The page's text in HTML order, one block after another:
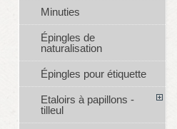
Minuties
Épingles de
naturalisation
Épingles pour étiquette
Etaloirs à papillons -
tilleul